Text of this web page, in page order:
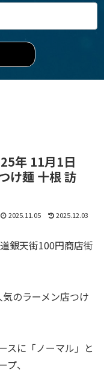
年 11月1日
け麺 十根 訪
2025.11.05 2025.12.03
銀天街100円商店街
のラーメン店つけ
スに「ノーマル」と
、